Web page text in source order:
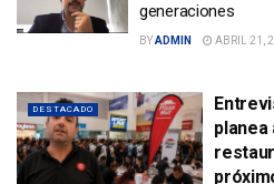
generaciones
BYADMIN ABRIL 21,
DESTACADO
planea